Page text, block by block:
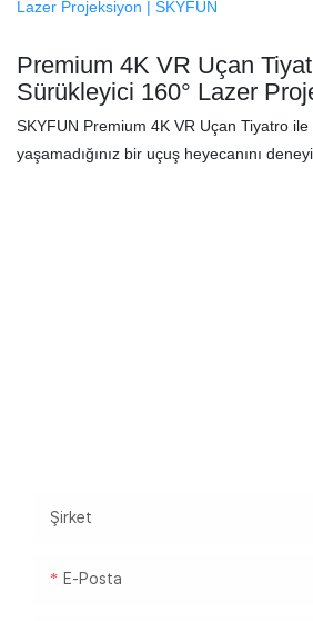
Premium 4K VR Uçan
Sürükleyici 160° Lazer
SKYFUN
SKYFUN Premium 4K VR Uçan Tiyatro
yaşamadığınız bir uçuş heyecanını
Şirket
E-Posta